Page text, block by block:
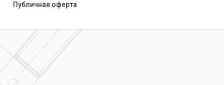
Публичная оферта